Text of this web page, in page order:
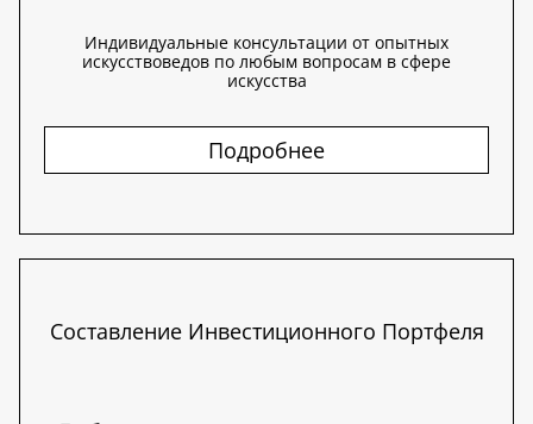
Индивидуальные консультации от опытных
искусствоведов по любым вопросам в сфере
искусства
Подробнее
Составление Инвестиционного Портфеля